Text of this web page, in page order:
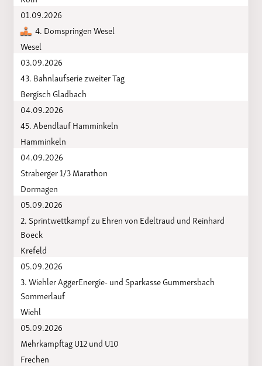
01.09.2026
4. Domspringen Wesel
Wesel
03.09.2026
43. Bahnlaufserie zweiter Tag
Bergisch Gladbach
04.09.2026
45. Abendlauf Hamminkeln
Hamminkeln
04.09.2026
Straberger 1/3 Marathon
Dormagen
05.09.2026
2. Sprintwettkampf zu Ehren von Edeltraud und Reinhard
Boeck
Krefeld
05.09.2026
3. Wiehler AggerEnergie- und Sparkasse Gummersbach
Sommerlauf
Wiehl
05.09.2026
Mehrkampftag U12 und U10
Frechen